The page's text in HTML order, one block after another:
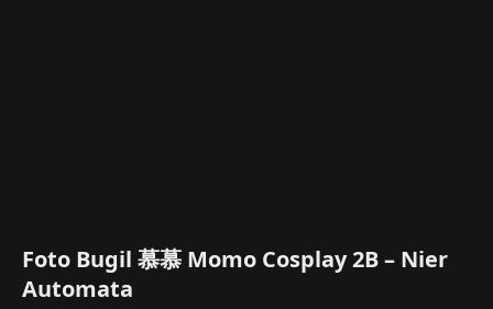
Foto Bugil 慕慕 Momo Cosplay 2B – Nier
Automata